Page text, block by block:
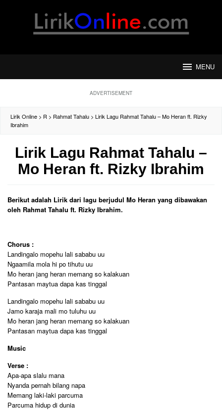
MENU
ADVERTISEMENT
Lirik Online > R > Rahmat Tahalu > Lirik Lagu Rahmat Tahalu – Mo Heran ft. Rizky
Ibrahim
Lirik Lagu Rahmat Tahalu –
Mo Heran ft. Rizky Ibrahim
Berikut adalah Lirik dari lagu berjudul Mo Heran yang dibawakan
oleh Rahmat Tahalu ft. Rizky Ibrahim.
Chorus :
Landingalo mopehu lali sababu uu
Ngaamila mola hi po tihutu uu
Mo heran jang heran memang so kalakuan
Pantasan maytua dapa kas tinggal
Landingalo mopehu lali sababu uu
Jamo karaja mali mo tuluhu uu
Mo heran jang heran memang so kalakuan
Pantasan maytua dapa kas tinggal
Music
Verse :
Apa-apa slalu mana
Nyanda pernah bilang napa
Memang laki-laki parcuma
Parcuma hidup di dunia